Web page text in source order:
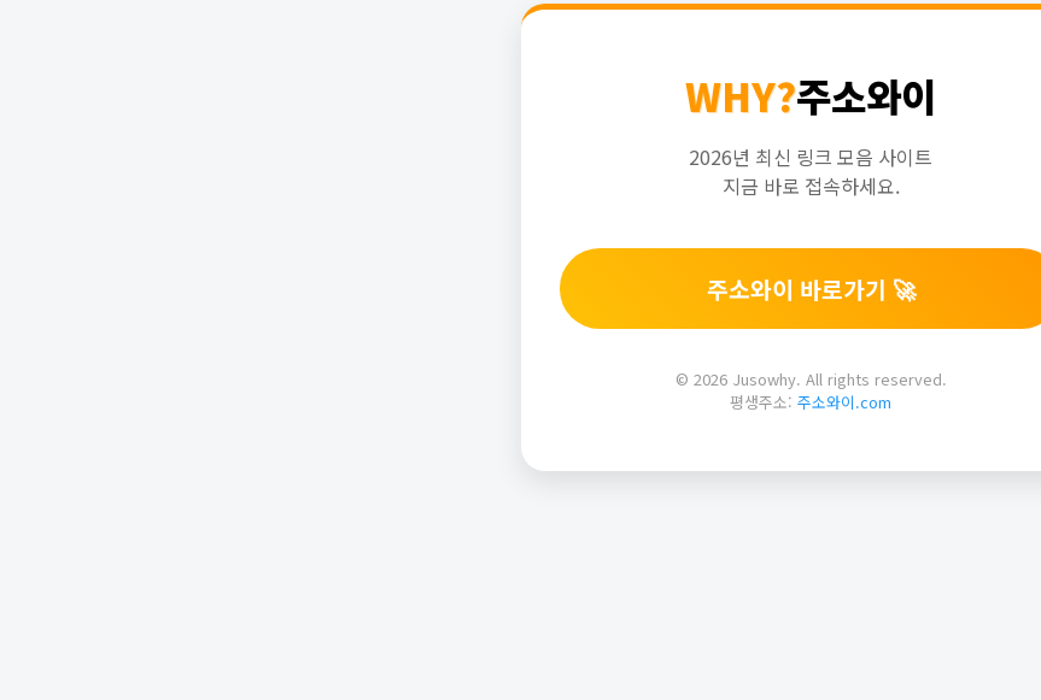
WHY?주소와이
2026년 최신 링크 모음 사이트
지금 바로 접속하세요.
주소와이 바로가기 🚀
© 2026 Jusowhy. All rights reserved.
평생주소: 주소와이.com